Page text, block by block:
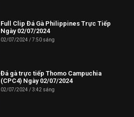
Full Clip Đá Gà Philippines Trực Tiếp
Ngày 02/07/2024
02/07/2024 7:50 sáng
Đá gà trực tiếp Thomo Campuchia
(CPC4) Ngày 02/07/2024
02/07/2024 3:42 sáng